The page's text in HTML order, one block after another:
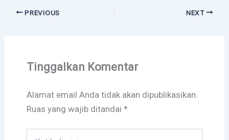
PREVIOUS NEXT
Tinggalkan Komentar
Alamat email Anda tidak akan dipublikasikan.
Ruas yang wajib ditandai *